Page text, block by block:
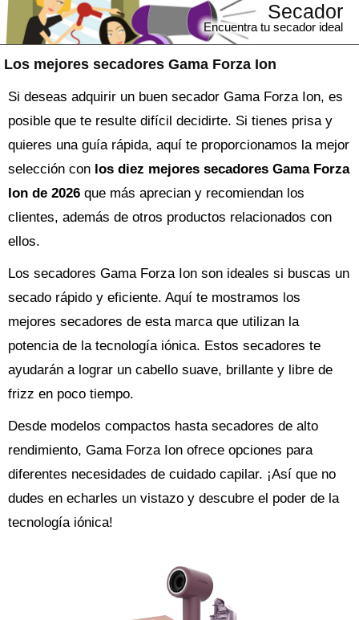
Los mejores secadores Gama Forza Ion
Secador
Encuentra tu secador ideal
Si deseas adquirir un buen secador Gama Forza Ion, es
posible que te resulte difícil decidirte. Si tienes prisa y
quieres una guía rápida, aquí te proporcionamos la mejor
selección con los diez mejores secadores Gama Forza
Ion de 2026 que más aprecian y recomiendan los
clientes, además de otros productos relacionados con
ellos.
Los secadores Gama Forza Ion son ideales si buscas un
secado rápido y eficiente. Aquí te mostramos los
mejores secadores de esta marca que utilizan la
potencia de la tecnología iónica. Estos secadores te
ayudarán a lograr un cabello suave, brillante y libre de
frizz en poco tiempo.
Desde modelos compactos hasta secadores de alto
rendimiento, Gama Forza Ion ofrece opciones para
diferentes necesidades de cuidado capilar. ¡Así que no
dudes en echarles un vistazo y descubre el poder de la
tecnología iónica!